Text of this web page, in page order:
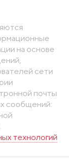
на основе
сети
почты
сообщений:
технологий